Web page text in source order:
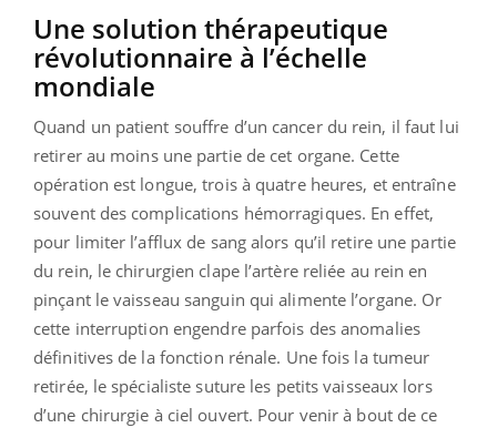
Une solution thérapeutique
révolutionnaire à l’échelle
mondiale
Quand un patient souffre d’un cancer du rein, il faut lui
retirer au moins une partie de cet organe. Cette
opération est longue, trois à quatre heures, et entraîne
souvent des complications hémorragiques. En effet,
pour limiter l’afflux de sang alors qu’il retire une partie
du rein, le chirurgien clape l’artère reliée au rein en
pinçant le vaisseau sanguin qui alimente l’organe. Or
cette interruption engendre parfois des anomalies
définitives de la fonction rénale. Une fois la tumeur
retirée, le spécialiste suture les petits vaisseaux lors
d’une chirurgie à ciel ouvert. Pour venir à bout de ce